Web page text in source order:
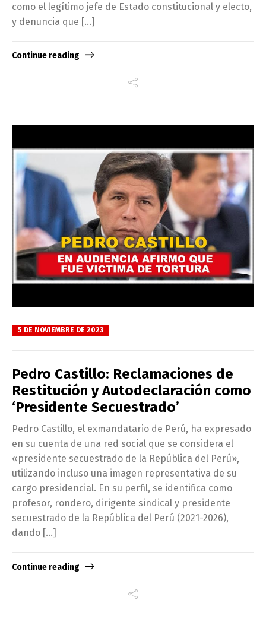
como el legítimo jefe de Estado constitucional y electo,
y denuncia que […]
Continue reading
5 DE NOVIEMBRE DE 2023
Pedro Castillo: Reclamaciones de
Restitución y Autodeclaración como
‘Presidente Secuestrado’
Pedro Castillo, el exmandatario de Perú, ha expresado
en su cuenta de una red social que se considera el
«presidente secuestrado de la República del Perú»,
utilizando incluso una imagen representativa de su
cargo presidencial. En su perfil, se identifica como
profesor, rondero, dirigente sindical y presidente
secuestrado de la República del Perú (2021-2026),
dando […]
Continue reading